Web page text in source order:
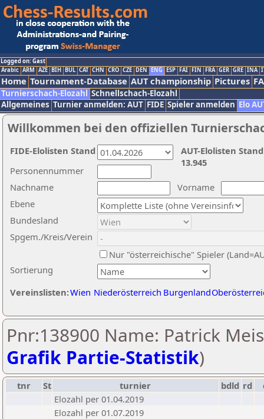
Logged on: Gast
Arabic ARM AZE BIH BUL CAT CHN CRO CZE DEN ENG ESP FAI FIN FRA GER GRE INA
Home Tournament-Database AUT championship Pictures
Turnierschach-Elozahl Schnellschach-Elozahl
Allgemeines Turnier anmelden: AUT FIDE Spieler anmelden Elo
Willkommen bei den offiziellen
Nachname
Vorname
Ebene
Sortierung
Personennummer
Bundesland
Spgem./Kreis/Verein
Nur "österreichische" Spieler
Vereinslisten:Wien Niederösterreich Burgenland
AUT-Elolisten
13.945
FIDE-Elolisten Stand
Pnr:138900 Name: Patrick
Grafik Partie-Statistik)
tnr St turnier bdld rd
Elozahl per 01.04.2019
Elozahl per 01.07.2019